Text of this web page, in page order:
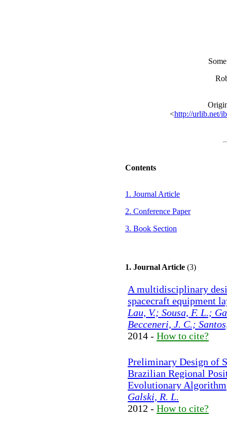
<http://urlib.net/
Contents
1. Journal Article
2. Conference Paper
3. Book Section
1. Journal Article (3)
A multidisciplinary
spacecraft equipment
Lau, V.; Sousa, F. L.;
Becceneri, J. C.;
2014 - How to cite?
Preliminary Design of
Brazilian Regional
Evolutionary Algorithm
Galski, R. L.
2012 - How to cite?